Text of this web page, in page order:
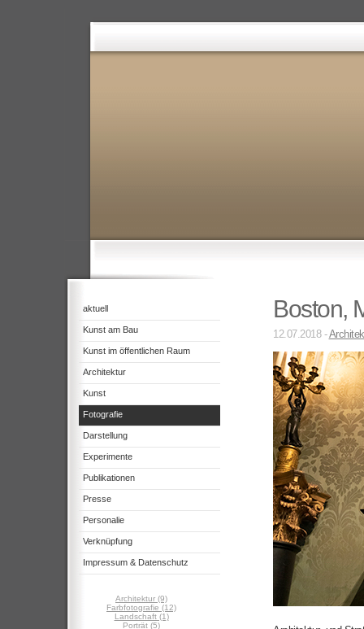
aktuell
Kunst am Bau
Kunst im öffentlichen Raum
Architektur
Kunst
Fotografie
Darstellung
Experimente
Publikationen
Presse
Personalie
Verknüpfung
Impressum & Datenschutz
Architektur (9)
Farbfotografie (12)
Landschaft (1)
Porträt (5)
Boston,
12.07.2018 -